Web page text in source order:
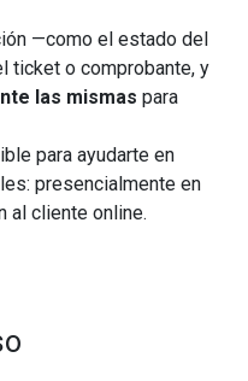
—como el estado del
ticket o comprobante, y
las mismas para
para ayudarte en
presencialmente en
al cliente online.